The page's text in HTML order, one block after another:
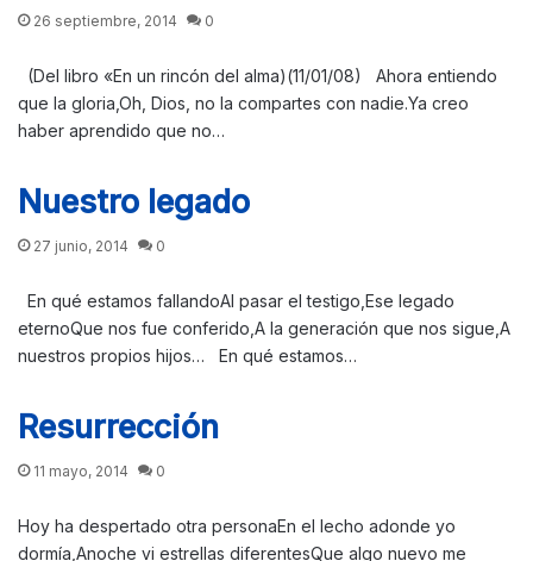
26 septiembre, 2014 0
(Del libro «En un rincón del alma)(11/01/08) Ahora entiendo
que la gloria,Oh, Dios, no la compartes con nadie.Ya creo
haber aprendido que no…
Nuestro legado
27 junio, 2014 0
En qué estamos fallandoAl pasar el testigo,Ese legado
eternoQue nos fue conferido,A la generación que nos sigue,A
nuestros propios hijos… En qué estamos…
Resurrección
11 mayo, 2014 0
Hoy ha despertado otra personaEn el lecho adonde yo
dormía,Anoche vi estrellas diferentesQue algo nuevo me